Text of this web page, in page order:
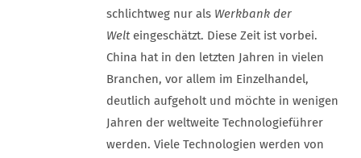
schlichtweg nur als Werkbank der
Welt eingeschätzt. Diese Zeit ist vorbei.
China hat in den letzten Jahren in vielen
Branchen, vor allem im Einzelhandel,
deutlich aufgeholt und möchte in wenigen
Jahren der weltweite Technologieführer
werden. Viele Technologien werden von